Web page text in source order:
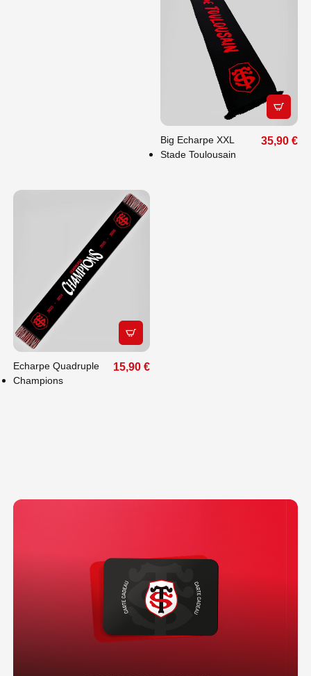
Big Echarpe XXL
Stade Toulousain
35,90 €
APERÇU RAPIDE
Echarpe Quadruple
Champions
15,90 €